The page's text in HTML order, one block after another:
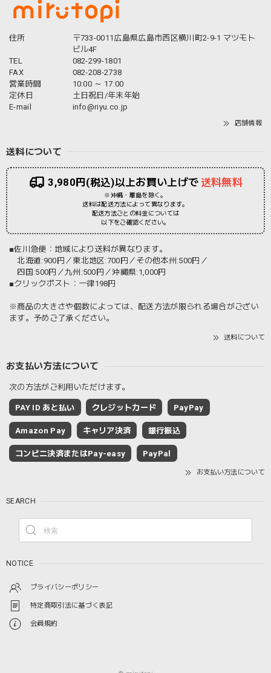
住所
〒733-0011広島県広島市西区横川町2-9-1 マツモト
ビル4F
TEL
082-299-1801
FAX
082-208-2738
営業時間
10:00 ～ 17:00
定休日
土日祝日/年末年始
E-mail
info@riyu.co.jp
店舗情報
送料について
3,980円(税込)以上お買い上げで 送料無料
※沖縄・離島を除く。
送料は配送方法によって異なります。
配送方法ごとの料金については
以下をご確認ください。
■佐川急便：地域により送料が異なります。
北海道:900円／東北地区:700円／その他本州:500円／
四国:500円／九州:500円／沖縄県:1,000円
■クリックポスト：一律198円
※商品の大きさや個数によっては、配送方法が限られる場合がござい
ます。予めご了承ください。
送料について
お支払い方法について
次の方法がご利用いただけます。
PAY ID あと払い クレジットカード PayPay
Amazon Pay キャリア決済 銀行振込
コンビニ決済またはPay-easy PayPal
お支払い方法について
SEARCH
NOTICE
プライバシーポリシー
特定商取引法に基づく表記
会員規約